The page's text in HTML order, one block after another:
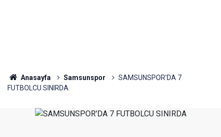
Anasayfa Samsunspor
SAMSUNSPOR'DA 7
FUTBOLCU SINIRDA